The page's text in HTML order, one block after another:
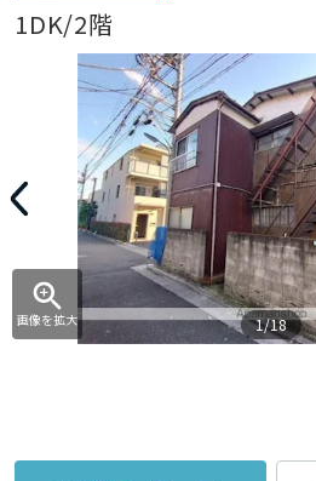
1DK/2階
画像を拡大 1/18